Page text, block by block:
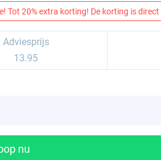
Tot 20% extra korting! De korting is
Adviesprijs
13.95
nu